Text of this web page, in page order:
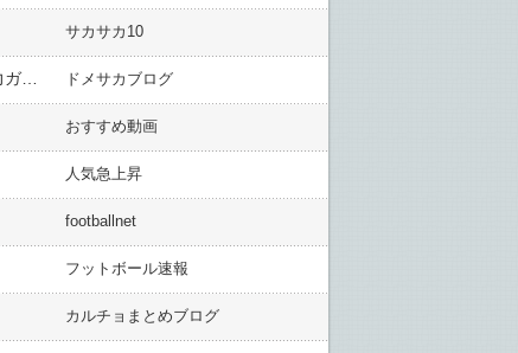
サカサカ10
東京ダービーで勝利したFC東京イレブンが試合後「緑は大嫌い」チャント合唱 元ヴェルディの山田楓喜も全力ガッツポーズで熱唱 ドメサカブログ
おすすめ動画
人気急上昇
footballnet
フットボール速報
カルチョまとめブログ